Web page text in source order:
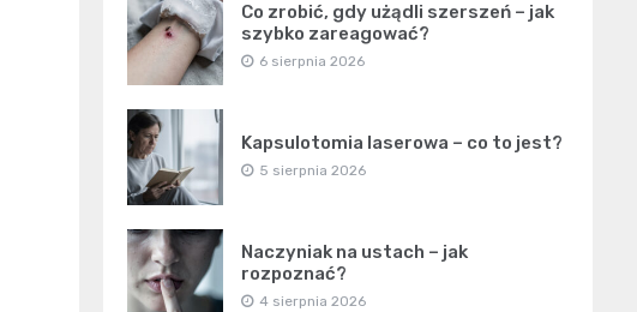
Co zrobić, gdy użądli szerszeń – jak
szybko zareagować?
6 sierpnia 2026
Kapsulotomia laserowa – co to jest?
5 sierpnia 2026
Naczyniak na ustach – jak
rozpoznać?
4 sierpnia 2026